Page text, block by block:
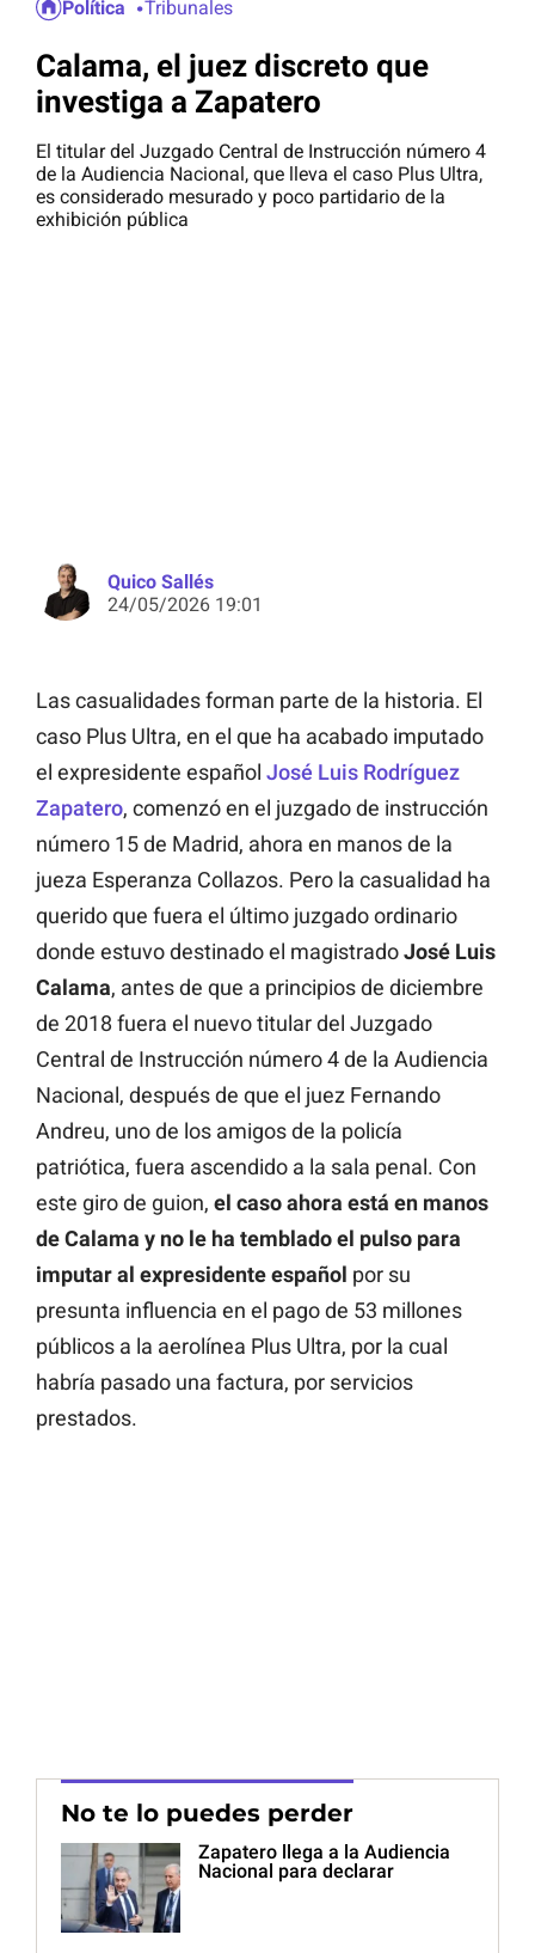
Política Tribunales
Calama, el juez discreto que
investiga a Zapatero
El titular del Juzgado Central de Instrucción número 4
de la Audiencia Nacional, que lleva el caso Plus Ultra,
es considerado mesurado y poco partidario de la
exhibición pública
Quico Sallés
24/05/2026 19:01
Las casualidades forman parte de la historia. El
caso Plus Ultra, en el que ha acabado imputado
el expresidente español José Luis Rodríguez
Zapatero, comenzó en el juzgado de instrucción
número 15 de Madrid, ahora en manos de la
jueza Esperanza Collazos. Pero la casualidad ha
querido que fuera el último juzgado ordinario
donde estuvo destinado el magistradoJosé Luis
Calama, antes de que a principios de diciembre
de 2018 fuera el nuevo titular del Juzgado
Central de Instrucción número 4 de la Audiencia
Nacional, después de que el juez Fernando
Andreu, uno de los amigos de la policía
patriótica, fuera ascendido a la sala penal. Con
este giro de guion, el caso ahora está en manos
de Calama y no le ha temblado el pulso para
imputar al expresidente español por su
presunta influencia en el pago de 53 millones
públicos a la aerolínea Plus Ultra, por la cual
habría pasado una factura, por servicios
prestados.
No te lo puedes perder
Zapatero llega a la Audiencia
Nacional para declarar